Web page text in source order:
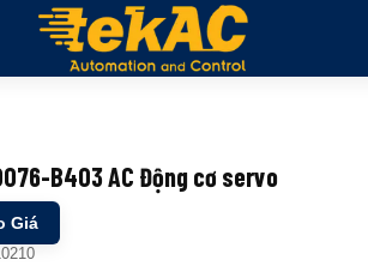
B403 AC Động cơ servo
Giá